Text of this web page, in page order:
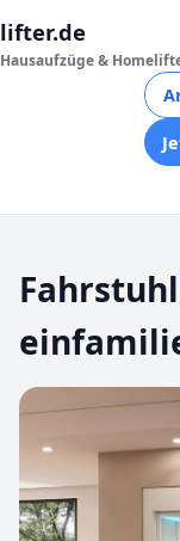
lifter.de
Hausaufzüge &